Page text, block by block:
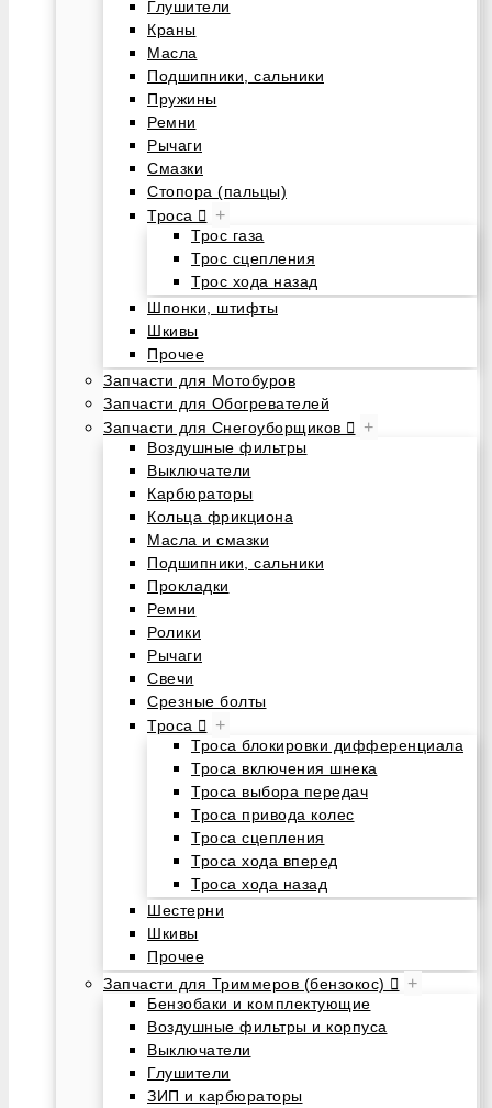
Глушители
Краны
Масла
Подшипники, сальники
Пружины
Ремни
Рычаги
Смазки
Стопора (пальцы)
Троса
+
Трос газа
Трос сцепления
Трос хода назад
Шпонки, штифты
Шкивы
Прочее
Запчасти для Мотобуров
Запчасти для Обогревателей
Запчасти для Снегоуборщиков
+
Воздушные фильтры
Выключатели
Карбюраторы
Кольца фрикциона
Масла и смазки
Подшипники, сальники
Прокладки
Ремни
Ролики
Рычаги
Свечи
Срезные болты
Троса
+
Троса блокировки дифференциала
Троса включения шнека
Троса выбора передач
Троса привода колес
Троса сцепления
Троса хода вперед
Троса хода назад
Шестерни
Шкивы
Прочее
Запчасти для Триммеров (бензокос)
+
Бензобаки и комплектующие
Воздушные фильтры и корпуса
Выключатели
Глушители
ЗИП и карбюраторы